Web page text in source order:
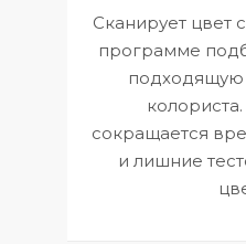
Сканирует цвет
программе
сокращается
и лишние